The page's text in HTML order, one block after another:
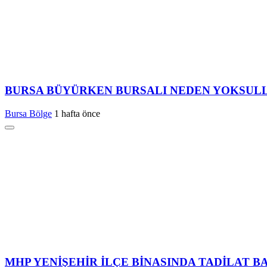
BURSA BÜYÜRKEN BURSALI NEDEN
Bursa Bölge 1 hafta önce
MHP YENİŞEHİR İLÇE BİNASINDA TADİLAT